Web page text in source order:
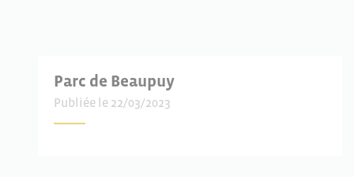
Parc de Beaupuy
Publiée le 22/03/2023